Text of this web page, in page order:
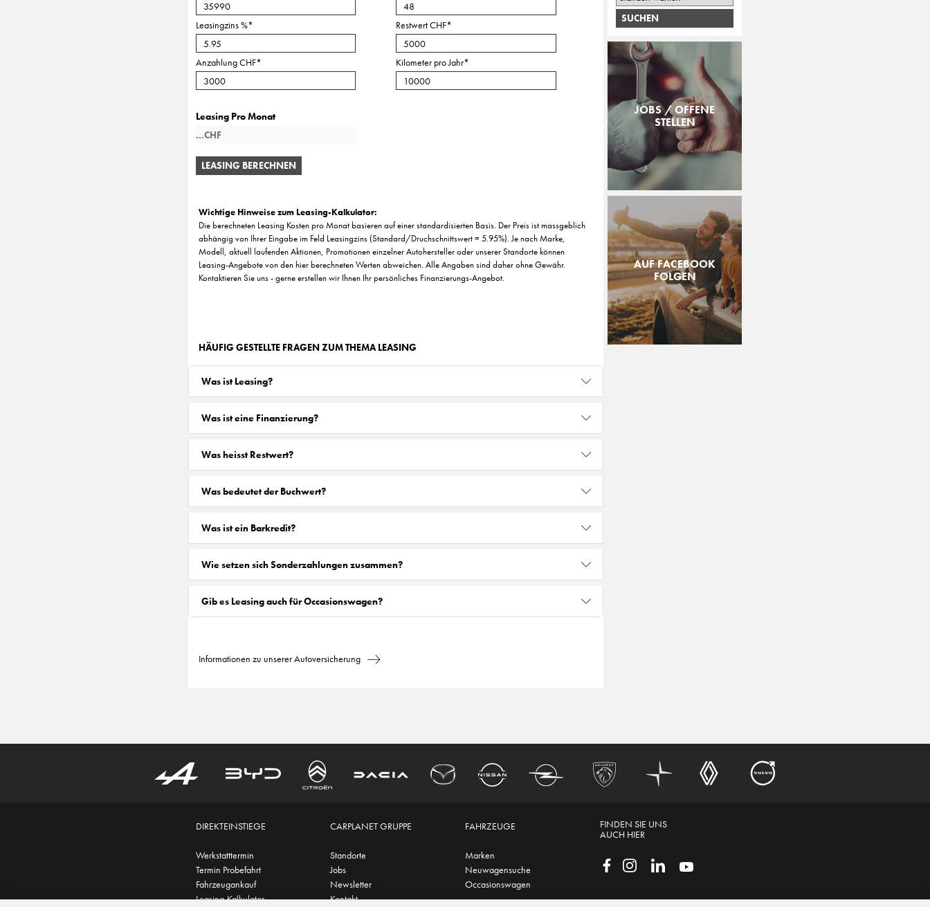
Leasingzins %* Restwert CHF*
Anzahlung CHF* Kilometer pro Jahr*
Leasing Pro Monat
LEASING BERECHNEN
Wichtige Hinweise zum Leasing-Kalkulator:
Die berechneten Leasing Kosten pro Monat basieren auf einer standardisierten Basis. Der Preis ist massgeblich
abhängig von Ihrer Eingabe im Feld Leasingzins (Standard/Druchschnittswert = 5.95%). Je nach Marke,
Modell, aktuell laufenden Aktionen, Promotionen einzelner Autohersteller oder unserer Standorte können
Leasing-Angebote von den hier berechneten Werten abweichen. Alle Angaben sind daher ohne Gewähr.
Kontaktieren Sie uns - gerne erstellen wir Ihnen Ihr persönliches Finanzierungs-Angebot.
HÄUFIG GESTELLTE FRAGEN ZUM THEMA LEASING
Was ist Leasing?
Was ist eine Finanzierung?
Was heisst Restwert?
Was bedeutet der Buchwert?
Was ist ein Barkredit?
Wie setzen sich Sonderzahlungen zusammen?
Gib es Leasing auch für Occasionswagen?
Informationen zu unserer Autoversicherung
JOBS / OFFENE
STELLEN
AUF FACEBOOK
FOLGEN
DIREKTEINSTIEGE
Werkstatttermin
Termin Probefahrt
Fahrzeugankauf
Leasing-Kalkulator
CARPLANET GRUPPE
Standorte
Jobs
Newsletter
Kontakt
FAHRZEUGE
Marken
Neuwagensuche
Occasionswagen
FINDEN SIE UNS
AUCH HIER